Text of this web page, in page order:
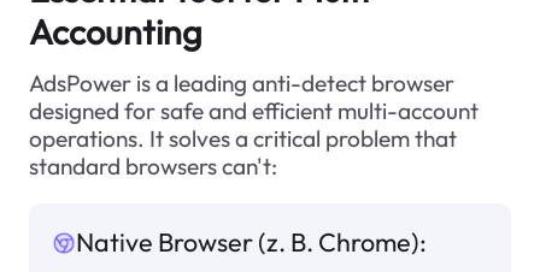
Accounting
AdsPower is a leading anti-detect browser
designed for safe and efficient multi-account
operations. It solves a critical problem that
standard browsers can't:
Native Browser (z. B. Chrome):